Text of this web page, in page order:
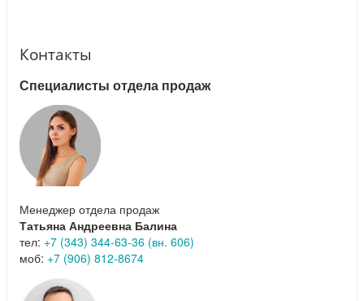
Контакты
Специалисты отдела продаж
Менеджер отдела продаж
Татьяна Андреевна Балина
тел: +7 (343) 344-63-36 (вн. 606)
моб: +7 (906) 812-8674